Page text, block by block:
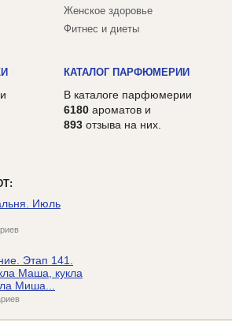
Женское здоровье
Фитнес и диеты
КАТАЛОГ ПАРФЮМЕРИИ
В каталоге парфюмерии
6180 ароматов и
893 отзыва на них.
Июль
Этап 141.
Маша, кукла
Миша...